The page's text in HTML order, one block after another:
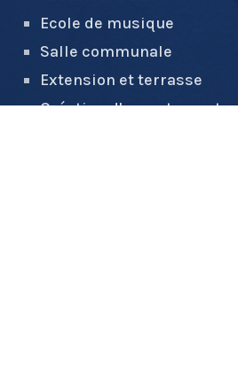
Ecole de musique
Salle communale
Extension et terrasse
Création d'appartements